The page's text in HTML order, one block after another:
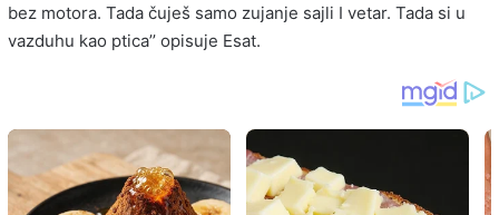
bez motora. Tada čuješ samo zujanje sajli I vetar. Tada si u
vazduhu kao ptica’’ opisuje Esat.